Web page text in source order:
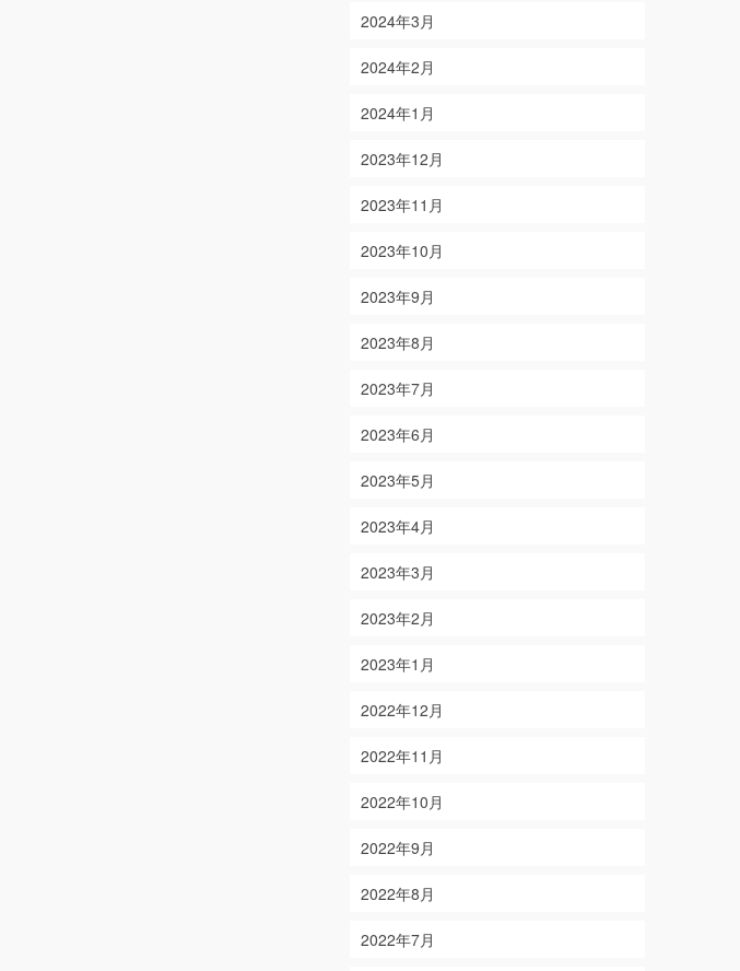
2024年3月
2024年2月
2024年1月
2023年12月
2023年11月
2023年10月
2023年9月
2023年8月
2023年7月
2023年6月
2023年5月
2023年4月
2023年3月
2023年2月
2023年1月
2022年12月
2022年11月
2022年10月
2022年9月
2022年8月
2022年7月